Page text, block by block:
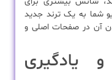
شما به یک ترند جدید
آن در صفحات اصلی و
یادگیری